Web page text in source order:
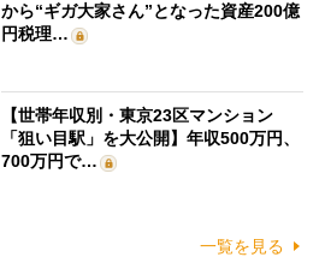
から“ギガ大家さん”となった資産200億
円税理…
【世帯年収別・東京23区マンション
「狙い目駅」を大公開】年収500万円、
700万円で…
一覧を見る